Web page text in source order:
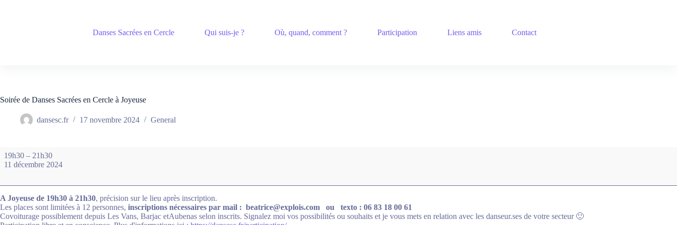
Danses Sacrées en Cercle
Qui suis-je ? Où, quand, comment ? Participation Liens amis Contact
Soirée de Danses Sacrées en Cercle à Joyeuse
dansesc.fr 17 novembre 2024 General
Soirée
de
Danses
en
Cercle
à
Joyeuse
19h30 – 21h30
11 décembre 2024
A Joyeuse de 19h30 à 21h30, précision sur le lieu après inscription.
Les places sont limitées à 12 personnes, inscriptions nécessaires par mail : beatrice@explois.com ou texto : 06 83 18 00 61
Covoiturage possiblement depuis Les Vans, Barjac etAubenas selon inscrits. Signalez moi vos possibilités ou souhaits et je vous mets en relation avec les danseur.ses de votre secteur 🙂